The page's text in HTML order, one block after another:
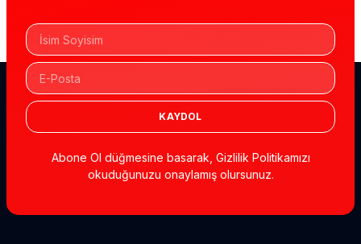
KAYDOL
Abone Ol düğmesine basarak, Gizlilik Politikamızı
okuduğunuzu onaylamış olursunuz.